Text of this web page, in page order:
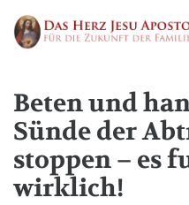
Beten und
Sünde der
stoppen – es
wirklich!